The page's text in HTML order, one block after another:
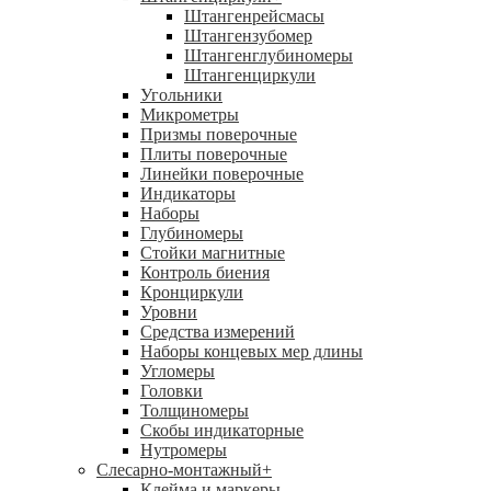
Штангенрейсмасы
Штангензубомер
Штангенглубиномеры
Штангенциркули
Угольники
Микрометры
Призмы поверочные
Плиты поверочные
Линейки поверочные
Индикаторы
Наборы
Глубиномеры
Стойки магнитные
Контроль биения
Кронциркули
Уровни
Средства измерений
Наборы концевых мер длины
Угломеры
Головки
Толщиномеры
Скобы индикаторные
Нутромеры
Слесарно-монтажный+